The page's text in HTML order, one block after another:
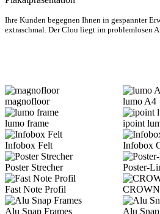
Ihre Kunden begegnen Ihnen in gespannter
extraschmal. Der Clou liegt im problemlosen
magnofloor lumo A4
lumo frame ipoint
Infobox Felt Infobox
Poster Strecher Poster-
Fast Note Profil CROWN
Alu Snap Frames Alu